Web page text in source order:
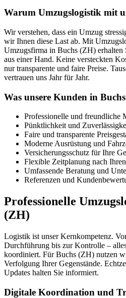
Warum Umzugslogistik mit
Wir verstehen, dass ein Umzug
wir Ihnen diese Last ab. Mit
Umzugsfirma in Buchs (ZH) erhalten
aus einer Hand. Keine versteckten
nur transparente und faire Preise.
vertrauen uns Jahr für Jahr.
Was unsere Kunden in
Professionelle und freundliche
Pünktlichkeit und
Faire und transparente
Moderne Ausrüstung und
Versicherungsschutz für Ihre
Flexible Zeitplanung nach
Umfassende Beratung und
Referenzen und
Professionelle
(ZH)
Logistik ist unser Kernkompetenz.
Durchführung bis zur Kontrolle –
koordiniert. Für Buchs (ZH) nutzen
Verfolgung Ihrer Gegenstände.
Updates halten Sie informiert.
Digitale Koordination und